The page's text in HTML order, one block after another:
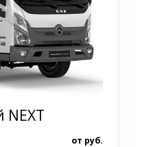
NEXT
от руб.